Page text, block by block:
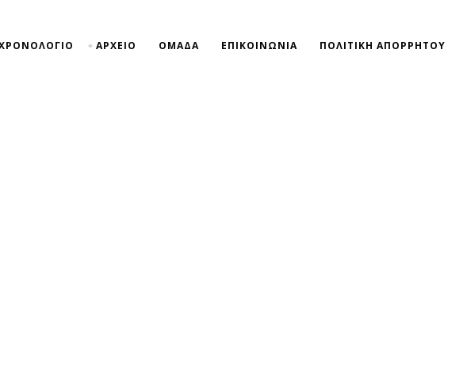
ΑΡΧΕΙΟ ΟΜΑΔΑ ΕΠΙΚΟΙΝΩΝΙΑ ΠΟΛΙΤΙΚΗ ΑΠΟΡΡΗΤΟΥ